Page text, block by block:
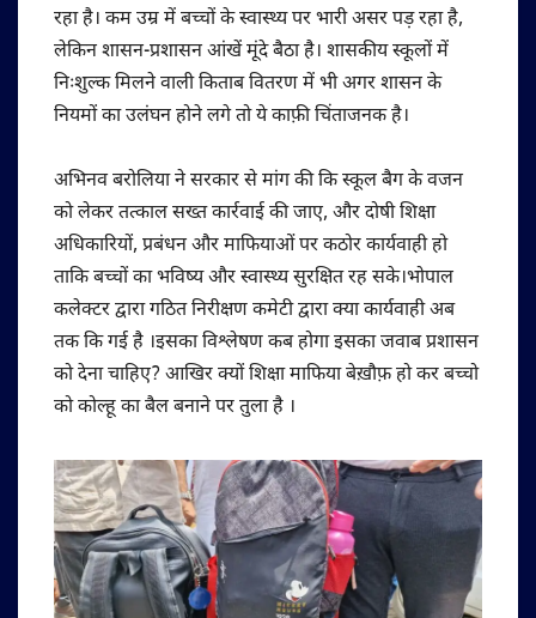
रहा है। कम उम्र में बच्चों के स्वास्थ्य पर भारी असर पड़ रहा है,
लेकिन शासन-प्रशासन आंखें मूंदे बैठा है। शासकीय स्कूलों में
निःशुल्क मिलने वाली किताब वितरण में भी अगर शासन के
नियमों का उलंघन होने लगे तो ये काफ़ी चिंताजनक है।
अभिनव बरोलिया ने सरकार से मांग की कि स्कूल बैग के वजन
को लेकर तत्काल सख्त कार्रवाई की जाए, और दोषी शिक्षा
अधिकारियों, प्रबंधन और माफियाओं पर कठोर कार्यवाही हो
ताकि बच्चों का भविष्य और स्वास्थ्य सुरक्षित रह सके।भोपाल
कलेक्टर द्वारा गठित निरीक्षण कमेटी द्वारा क्या कार्यवाही अब
तक कि गई है ।इसका विश्लेषण कब होगा इसका जवाब प्रशासन
को देना चाहिए? आखिर क्यों शिक्षा माफिया बेख़ौफ़ हो कर बच्चो
को कोल्हू का बैल बनाने पर तुला है ।